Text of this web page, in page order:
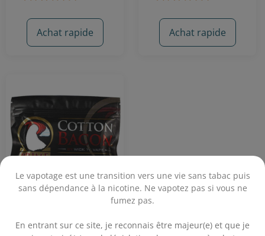
Le vapotage est une transition vers une vie sans tabac puis
sans dépendance à la nicotine. Ne vapotez pas si vous ne
fumez pas.
En entrant sur ce site, je reconnais être majeur(e) et que je
16 avis
Achat rapide
34 avis
Achat rapide
Wick'n Vape